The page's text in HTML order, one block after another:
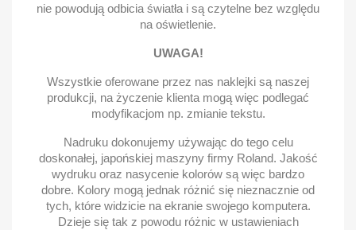
nie powodują odbicia światła i są czytelne bez względu
na oświetlenie.
UWAGA!
Wszystkie oferowane przez nas naklejki są naszej
produkcji, na życzenie klienta mogą więc podlegać
modyfikacjom np. zmianie tekstu.
Nadruku dokonujemy używając do tego celu
doskonałej, japońskiej maszyny firmy Roland. Jakość
wydruku oraz nasycenie kolorów są więc bardzo
dobre. Kolory mogą jednak różnić się nieznacznie od
tych, które widzicie na ekranie swojego komputera.
Dzieje się tak z powodu różnic w ustawieniach